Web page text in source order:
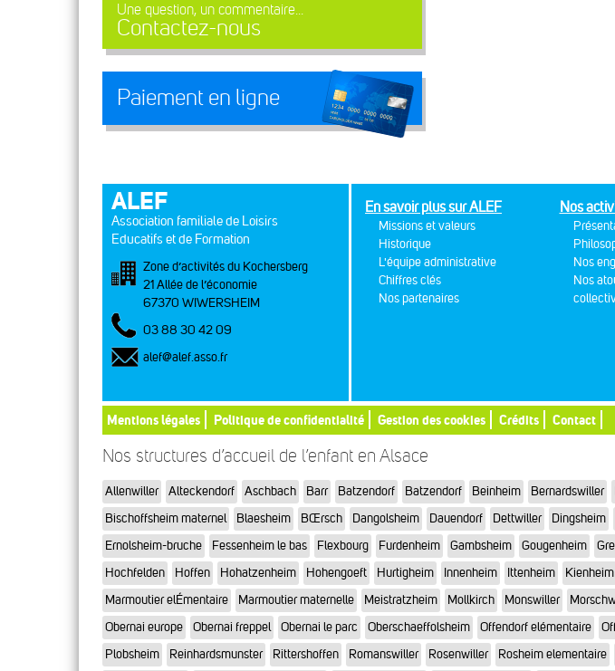
Une question, un commentaire...
Contactez-nous
Paiement en ligne
ALEF
Association familiale de Loisirs
Educatifs et de Formation
Zone d’activités du Kochersberg
21 Allée de l’économie
67370 WIWERSHEIM
03 88 30 42 09
alef@alef.asso.fr
En savoir plus sur ALEF
Missions et valeurs
Historique
L'équipe administrative
Chiffres clés
Nos partenaires
Nos
Nos
Nos
Mentions légales Politique de confidentialité Gestion des cookies Crédits Contact
Nos structures d’accueil de l’enfant en Alsace
Allenwiller Alteckendorf Aschbach Barr Batzendorf Batzendorf Beinheim Bernardswiller
Bischoffsheim maternel
Blaesheim BŒrsch Dangolsheim Dauendorf Dettwiller Dingsheim
Ernolsheim-bruche
Fessenheim le bas Flexbourg Furdenheim Gambsheim Gougenheim
Hochfelden
Hoffen Hohatzenheim Hohengoeft Hurtigheim Innenheim Ittenheim Kienheim
Marmoutier elÉmentaire
Marmoutier maternelle Meistratzheim Mollkirch Monswiller
Obernai europe
Obernai freppel Obernai le parc Oberschaeffolsheim Offendorf elémentaire
Plobsheim
Reinhardsmunster Rittershoffen Romanswiller Rosenwiller Rosheim elementaire